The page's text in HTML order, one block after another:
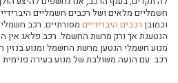
וידאו: פתרונות ליסינג מותאמים לצרכים שלך
וידאו: האם עסקת הליסינג מתאימה לך?
נקודות למחשבה לפני ביצוע עסקת ליסינג לרכב
וכמובן רכבים היברידיים מסורתיים. רכב
הנטענת אך ורק מרשת החשמל. רכב פלאג אין
מנוע חשמלי הנטען מרשת החשמל ומנוע בנזין
רכב עם הנעה משולבת של מנוע בעירה